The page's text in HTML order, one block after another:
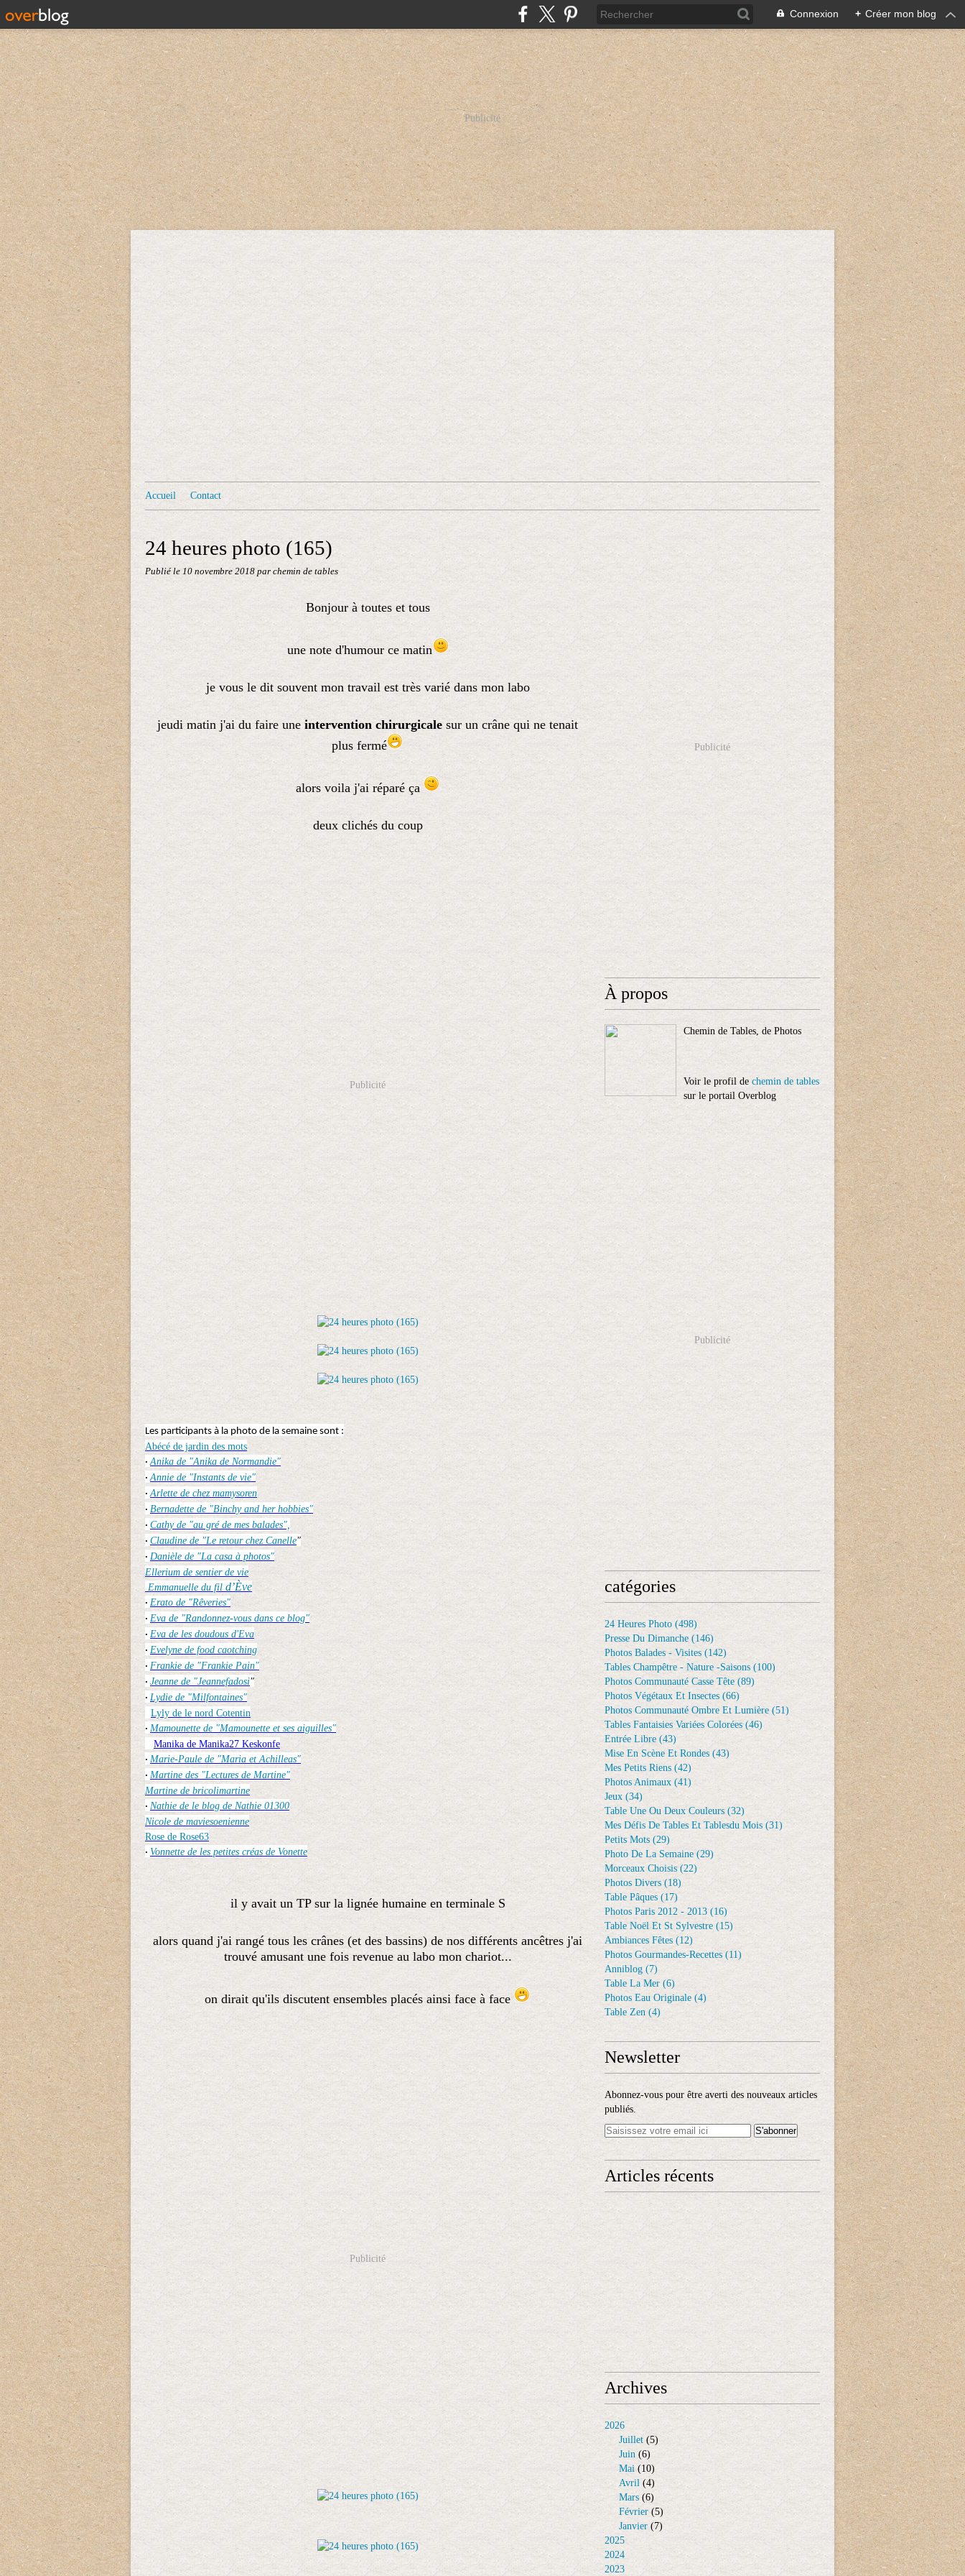
Connexion + Créer mon blog
Publicité
Accueil Contact
24 heures photo (165)
Publié le 10 novembre 2018 par chemin de tables
Bonjour à toutes et tous
une note d'humour ce matin
je vous le dit souvent mon travail est très varié dans mon labo
jeudi matin j'ai du faire une intervention chirurgicale sur un crâne qui ne tenait
plus fermé
alors voila j'ai réparé ça
deux clichés du coup
Publicité
Les participants à la photo de la semaine sont :
Abécé de jardin des mots
·Anika de "Anika de Normandie"
·Annie de "Instants de vie"
·Arlette de chez mamysoren
· Bernadette de "Binchy and her hobbies"
· Cathy de "au gré de mes balades",
· Claudine de "Le retour chez Canelle"
· Danièle de "La casa à photos"
Ellerium de sentier de vie
Emmanuelle du fil d’Ève
· Erato de "Rêveries"
· Eva de "Randonnez-vous dans ce blog"
· Eva de les doudous d'Eva
· Evelyne de food caotching
· Frankie de "Frankie Pain"
· Jeanne de "Jeannefadosi"
· Lydie de "Milfontaines"
Lyly de le nord Cotentin
· Mamounette de "Mamounette et ses aiguilles"
Manika de Manika27 Keskonfe
· Marie-Paule de "Maria et Achilleas"
· Martine des "Lectures de Martine"
Martine de bricolimartine
· Nathie de le blog de Nathie 01300
Nicole de maviesoenienne
Rose de Rose63
· Vonnette de les petites créas de Vonette
il y avait un TP sur la lignée humaine en terminale S
alors quand j'ai rangé tous les crânes (et des bassins) de nos différents ancêtres j'ai
trouvé amusant une fois revenue au labo mon chariot...
on dirait qu'ils discutent ensembles placés ainsi face à face
Publicité
Publicité
À propos
Chemin de Tables, de Photos
Voir le profil de chemin de tables
sur le portail Overblog
Publicité
catégories
24 Heures Photo (498)
Presse Du Dimanche (146)
Photos Balades - Visites (142)
Tables Champêtre - Nature -saisons (100)
Photos Communauté Casse Tête (89)
Photos Végétaux Et Insectes (66)
Photos Communauté Ombre Et Lumière (51)
Tables Fantaisies Variées Colorées (46)
Entrée Libre (43)
Mise En Scène Et Rondes (43)
Mes Petits Riens (42)
Photos Animaux (41)
Jeux (34)
Table Une Ou Deux Couleurs (32)
Mes Défis De Tables Et Tablesdu Mois (31)
Petits Mots (29)
Photo De La Semaine (29)
Morceaux Choisis (22)
Photos Divers (18)
Table Pâques (17)
Photos Paris 2012 - 2013 (16)
Table Noël Et St Sylvestre (15)
Ambiances Fêtes (12)
Photos Gourmandes-Recettes (11)
Anniblog (7)
Table La Mer (6)
Photos Eau Originale (4)
Table Zen (4)
Newsletter
Abonnez-vous pour être averti des nouveaux articles
publiés.
Articles récents
Archives
2026
Juillet (5)
Juin (6)
Mai (10)
Avril (4)
Mars (6)
Février (5)
Janvier (7)
2025
2024
2023